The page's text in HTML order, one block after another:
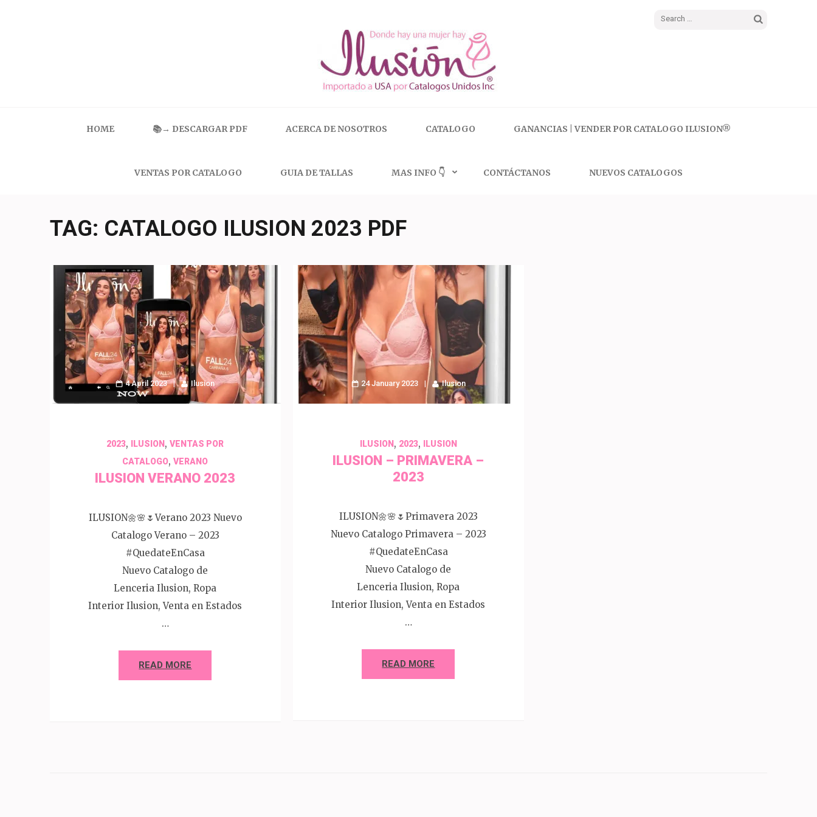
Search
HOME 📚→ DESCARGAR PDF ACERCA DE NOSOTROS CATALOGO GANANCIAS | VENDER POR CATALOGO ILUSION®
VENTAS POR CATALOGO GUIA DE TALLAS MAS INFO 👇 CONTÁCTANOS NUEVOS CATALOGOS
TAG: CATALOGO ILUSION 2023 PDF
4 April 2023 Ilusion
2023, ILUSION ,VENTAS POR
CATALOGO,VERANO
ILUSION VERANO 2023
ILUSION🌼🌸🌷Verano 2023 Nuevo
Catalogo Verano – 2023
#QuedateEnCasa
Nuevo Catalogo de
Lenceria Ilusion, Ropa
Interior Ilusion, Venta en Estados
…
READ MORE
24 January 2023 Ilusion
ILUSION, 2023, ILUSION
ILUSION – PRIMAVERA –
2023
ILUSION🌼🌸🌷Primavera 2023
Nuevo Catalogo Primavera – 2023
#QuedateEnCasa
Nuevo Catalogo de
Lenceria Ilusion, Ropa
Interior Ilusion, Venta en Estados
…
READ MORE